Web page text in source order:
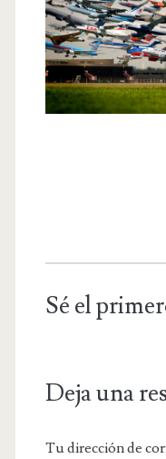
Sé el
Deja una
Tu dirección de